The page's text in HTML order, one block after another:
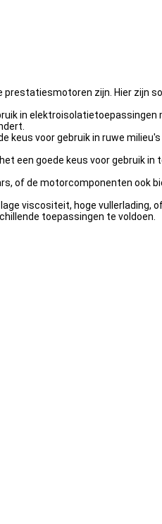
zijn. Hier zijn
in elektroisolatietoepassingen
keus voor gebruik in ruwe
een goede keus voor gebruik in
of de motorcomponenten ook
viscositeit, hoge vullerlading,
toepassingen te voldoen.